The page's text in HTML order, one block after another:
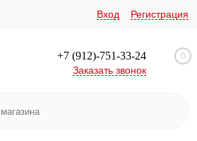
Вход Регистрация
+7 (912)-751-33-24
Заказать звонок
0